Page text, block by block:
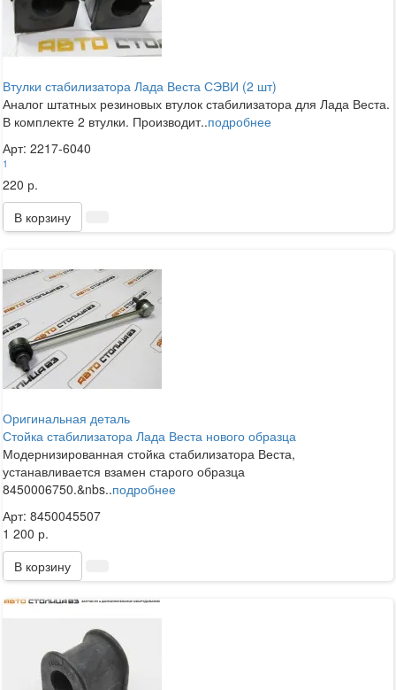
Втулки стабилизатора Лада Веста СЭВИ (2 шт)
Аналог штатных резиновых втулок стабилизатора для Лада Веста.
В комплекте 2 втулки. Производит..подробнее
Арт: 2217-6040
1
220 р.
В корзину
Оригинальная деталь
Стойка стабилизатора Лада Веста нового образца
Модернизированная стойка стабилизатора Веста,
устанавливается взамен старого образца
8450006750.&nbs..подробнее
Арт: 8450045507
1 200 р.
В корзину